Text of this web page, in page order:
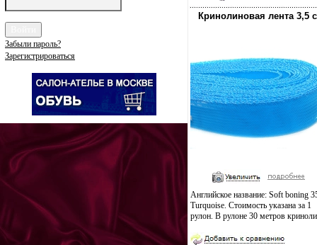
Забыли пароль?
Зарегистрироваться
Кринолиновая лента 3,5
Английское название: Soft boning
Turquoise. Стоимость указана за 1
рулон. В рулоне 30 метров